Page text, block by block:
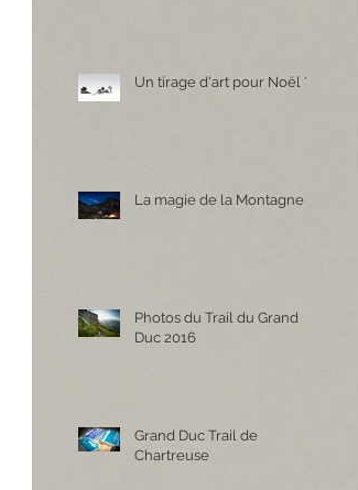
Un tirage d'art pour Noël ?
La magie de la Montagne
Photos du Trail du Grand
Duc 2016
Grand Duc Trail de
Chartreuse